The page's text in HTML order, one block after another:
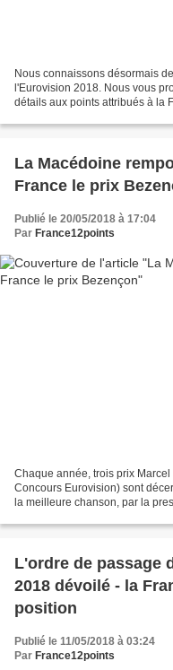
Nous connaissons désormais
l'Eurovision 2018. Nous vous
détails aux points attribués à la
La Macédoine
France le prix
Publié le 20/05/2018 à 17:04
Par France12points
Chaque année, trois prix
Concours Eurovision) sont
la meilleure chanson, par la
L'ordre de passage
2018 dévoilé - la
position
Publié le 11/05/2018 à 03:24
Par France12points